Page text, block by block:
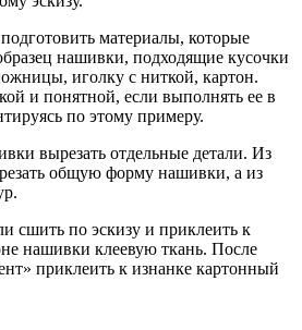
материалы, которые
нашивки, подходящие кусочки
иголку с ниткой, картон.
и понятной, если выполнять ее в
по этому примеру.
вырезать отдельные детали. Из
общую форму нашивки, а из
сшить по эскизу и приклеить к
нашивки клеевую ткань. После
приклеить к изнанке картонный